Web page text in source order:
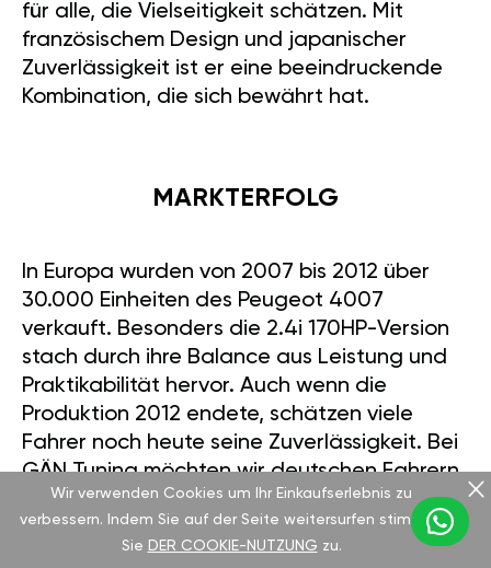
für alle, die Vielseitigkeit schätzen. Mit
französischem Design und japanischer
Zuverlässigkeit ist er eine beeindruckende
Kombination, die sich bewährt hat.
MARKTERFOLG
In Europa wurden von 2007 bis 2012 über
30.000 Einheiten des Peugeot 4007
verkauft. Besonders die 2.4i 170HP-Version
stach durch ihre Balance aus Leistung und
Praktikabilität hervor. Auch wenn die
Produktion 2012 endete, schätzen viele
Fahrer noch heute seine Zuverlässigkeit. Bei
GÄN Tuning möchten wir deutschen Fahrern
die Möglichkeit geben, dieses Fahrzeug neu
zu erleben und ihm frischen Schwung zu
Wir verwenden Cookies um Ihr Einkaufserlebnis zu
verbessern. Indem Sie auf der Seite weitersurfen stimmen
Sie DER COOKIE-NUTZUNG zu.